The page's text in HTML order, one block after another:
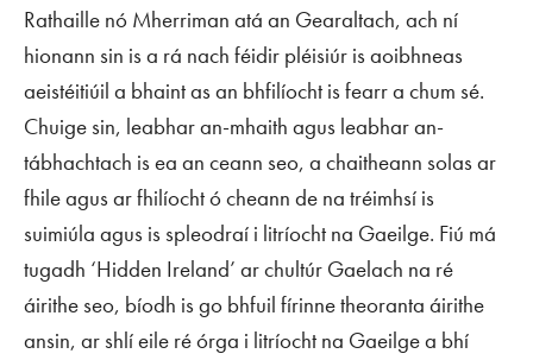
Rathaille nó Mherriman atá an Gearaltach, ach ní
hionann sin is a rá nach féidir pléisiúr is aoibhneas
aeistéitiúil a bhaint as an bhfilíocht is fearr a chum sé.
Chuige sin, leabhar an-mhaith agus leabhar an-
tábhachtach is ea an ceann seo, a chaitheann solas ar
fhile agus ar fhilíocht ó cheann de na tréimhsí is
suimiúla agus is spleodraí i litríocht na Gaeilge. Fiú má
tugadh ‘Hidden Ireland’ ar chultúr Gaelach na ré
áirithe seo, bíodh is go bhfuil fírinne theoranta áirithe
ansin, ar shlí eile ré órga i litríocht na Gaeilge a bhí